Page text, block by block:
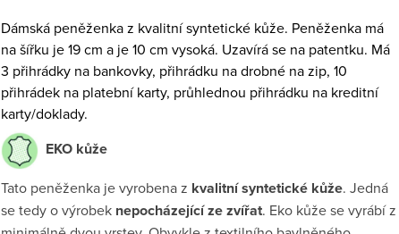
Dámská peněženka z kvalitní syntetické kůže. Peněženka má
na šířku je 19 cm a je 10 cm vysoká. Uzavírá se na patentku. Má
3 přihrádky na bankovky, přihrádku na drobné na zip, 10
přihrádek na platební karty, průhlednou přihrádku na kreditní
karty/doklady.
EKO kůže
Tato peněženka je vyrobena z kvalitní syntetické kůže. Jedná
se tedy o výrobek nepocházející ze zvířat. Eko kůže se vyrábí z